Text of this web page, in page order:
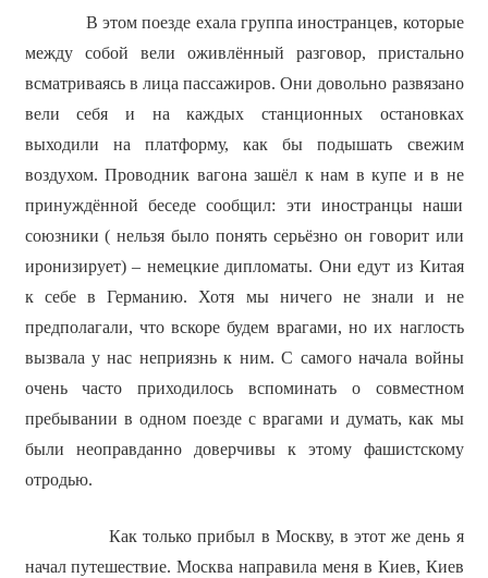
В этом поезде ехала группа иностранцев, которые
между собой вели оживлённый разговор, пристально
всматриваясь в лица пассажиров. Они довольно развязано
вели себя и на каждых станционных остановках
выходили на платформу, как бы подышать свежим
воздухом. Проводник вагона зашёл к нам в купе и в не
принуждённой беседе сообщил: эти иностранцы наши
союзники ( нельзя было понять серьёзно он говорит или
иронизирует) – немецкие дипломаты. Они едут из Китая
к себе в Германию. Хотя мы ничего не знали и не
предполагали, что вскоре будем врагами, но их наглость
вызвала у нас неприязнь к ним. С самого начала войны
очень часто приходилось вспоминать о совместном
пребывании в одном поезде с врагами и думать, как мы
были неоправданно доверчивы к этому фашистскому
отродью.
Как только прибыл в Москву, в этот же день я
начал путешествие. Москва направила меня в Киев, Киев